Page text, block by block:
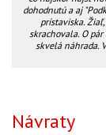
dohodnutú a aj
prístaviska.
skrachovala. O
skvelá náhrada.
Návraty